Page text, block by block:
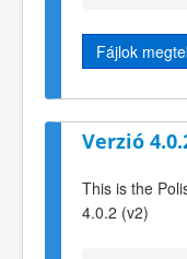
Fájlok
Verzió
This is the
4.0.2 (v2)